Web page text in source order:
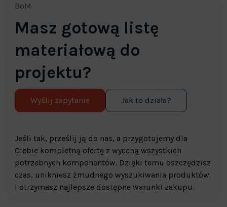
BoM
Masz gotową listę
materiałową do
projektu?
Wyślij zapytanie Jak to działa?
Jeśli tak, prześlij ją do nas, a przygotujemy dla
Ciebie kompletną ofertę z wyceną wszystkich
potrzebnych komponentów. Dzięki temu oszczędzisz
czas, unikniesz żmudnego wyszukiwania produktów
i otrzymasz najlepsze dostępne warunki zakupu.